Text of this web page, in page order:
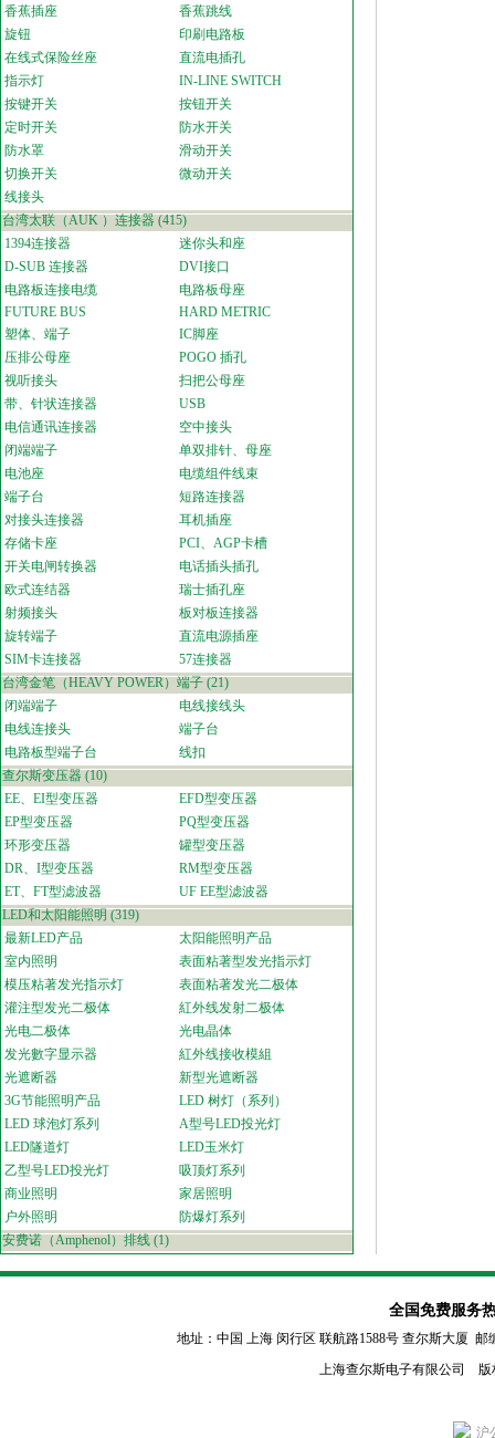
香蕉插座
香蕉跳线
旋钮
印刷电路板
在线式保险丝座
直流电插孔
指示灯
IN-LINE SWITCH
按键开关
按钮开关
定时开关
防水开关
防水罩
滑动开关
切换开关
微动开关
线接头
台湾太联（AUK ）连接器 (415)
1394连接器
迷你头和座
D-SUB 连接器
DVI接口
电路板连接电缆
电路板母座
FUTURE BUS
HARD METRIC
塑体、端子
IC脚座
压排公母座
POGO 插孔
视听接头
扫把公母座
带、针状连接器
USB
电信通讯连接器
空中接头
闭端端子
单双排针、母座
电池座
电缆组件线束
端子台
短路连接器
对接头连接器
耳机插座
存储卡座
PCI、AGP卡槽
开关电闸转换器
电话插头插孔
欧式连结器
瑞士插孔座
射频接头
板对板连接器
旋转端子
直流电源插座
SIM卡连接器
57连接器
台湾金笔（HEAVY POWER）端子 (21)
闭端端子
电线接线头
电线连接头
端子台
电路板型端子台
线扣
查尔斯变压器 (10)
EE、EI型变压器
EFD型变压器
EP型变压器
PQ型变压器
环形变压器
罐型变压器
DR、I型变压器
RM型变压器
ET、FT型滤波器
UF EE型滤波器
LED和太阳能照明 (319)
最新LED产品
太阳能照明产品
室内照明
表面粘著型发光指示灯
模压粘著发光指示灯
表面粘著发光二极体
灌注型发光二极体
紅外线发射二极体
光电二极体
光电晶体
发光數字显示器
紅外线接收模組
光遮断器
新型光遮断器
3G节能照明产品
LED 树灯（系列）
LED 球泡灯系列
A型号LED投光灯
LED隧道灯
LED玉米灯
乙型号LED投光灯
吸顶灯系列
商业照明
家居照明
户外照明
防爆灯系列
安费诺（Amphenol）排线 (1)
全国免费服务
地址：中国 上海 闵行区 联航路1588号 查尔斯大厦 邮
上海查尔斯电子有限公司
沪